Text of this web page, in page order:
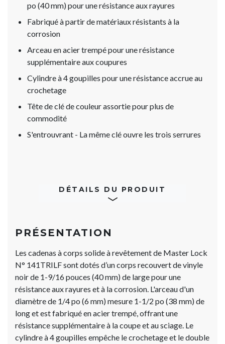
po (40 mm) pour une résistance aux rayures
Fabriqué à partir de matériaux résistants à la
corrosion
Arceau en acier trempé pour une résistance
supplémentaire aux coupures
Cylindre à 4 goupilles pour une résistance accrue au
crochetage
Tête de clé de couleur assortie pour plus de
commodité
S'entrouvrant - La même clé ouvre les trois serrures
DÉTAILS DU PRODUIT
PRÉSENTATION
Les cadenas à corps solide à revêtement de Master Lock
N° 141TRILF sont dotés d’un corps recouvert de vinyle
noir de 1-9/16 pouces (40 mm) de large pour une
résistance aux rayures et à la corrosion. L'arceau d'un
diamètre de 1/4 po (6 mm) mesure 1-1/2 po (38 mm) de
long et est fabriqué en acier trempé, offrant une
résistance supplémentaire à la coupe et au sciage. Le
cylindre à 4 goupilles empêche le crochetage et le double